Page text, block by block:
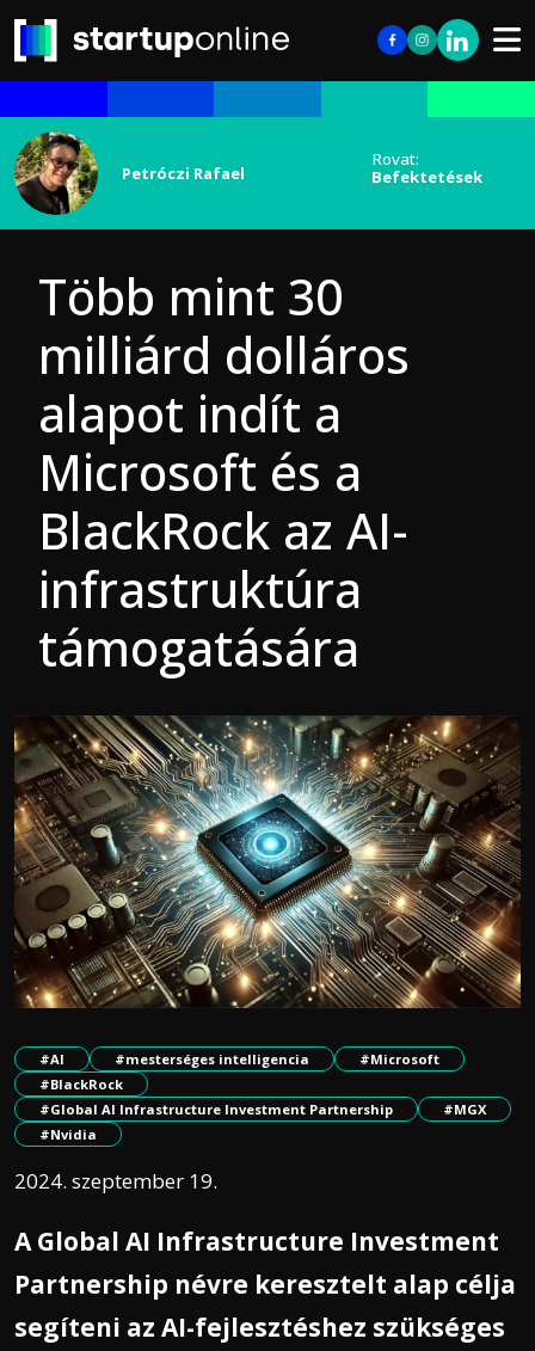
Petróczi Rafael
Rovat:
Befektetések
Több mint 30
milliárd dolláros
alapot indít a
Microsoft és a
BlackRock az AI-
infrastruktúra
támogatására
#AI #mesterséges intelligencia
#Microsoft
#BlackRock
#Global AI Infrastructure Investment Partnership
#MGX
#Nvidia
2024. szeptember 19.
A Global AI Infrastructure Investment
Partnership névre keresztelt alap célja
segíteni az AI-fejlesztéshez szükséges